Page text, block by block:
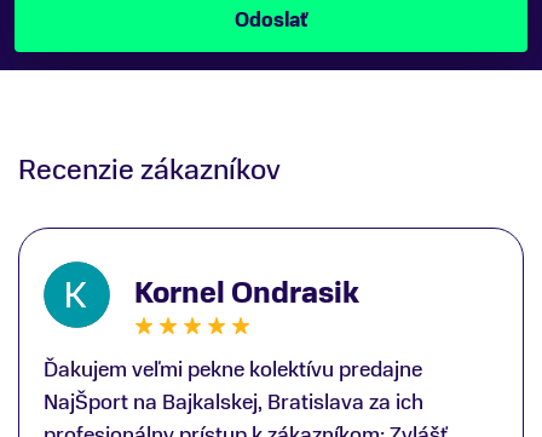
Recenzie zákazníkov
Kornel Ondrasik
Ďakujem veľmi pekne kolektívu predajne
NajŠport na Bajkalskej, Bratislava za ich